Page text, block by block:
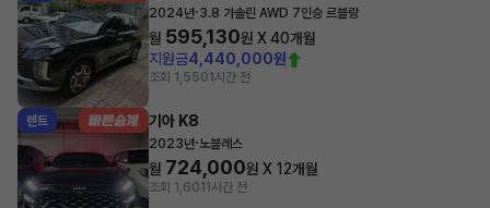
2024년·3.8 가솔린 AWD 7인승 르블랑
월 595,130원 X40개월
지원금4,440,000원
조회 1,5501시간 전
렌트 기아 K8
2023년·노블레스
월 724,000원 X 12개월
조회 1,601 1시간 전